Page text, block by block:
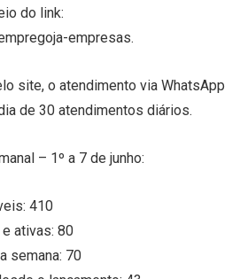
do link:
empresas.
site, o atendimento via WhatsApp
de 30 atendimentos diários.
– 1º a 7 de junho:
410
ativas: 80
semana: 70